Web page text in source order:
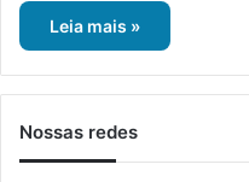
Leia mais »
Nossas redes